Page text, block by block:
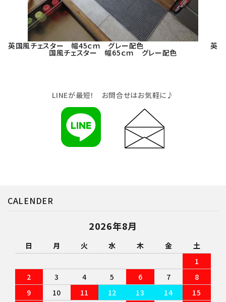
英国風チェスター 幅45ｃｍ グレー配色 英
国風チェスター 幅65ｃｍ グレー配色
LINEが最短！ お問合せはお気軽に♪
CALENDER
2026年8月
日 月 火 水 木 金
土
1
2
3 4 5 6 7
8
9
10 11 12 13 14
15